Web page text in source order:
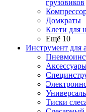
грузовиков
Домкраты
Клети для
Ещё 10
Инструмент для
Тиски